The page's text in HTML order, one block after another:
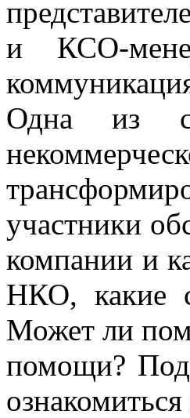
и КСО-
Одна из
участники
компании и
НКО, какие
Может ли
помощи?